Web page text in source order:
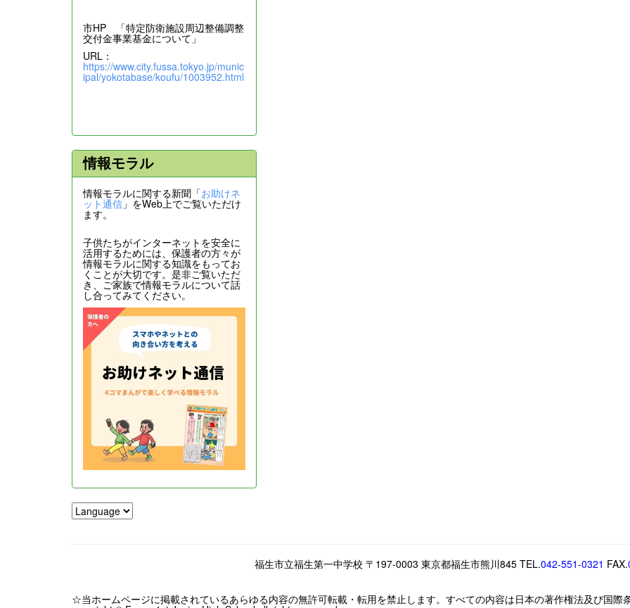
市HP 「特定防衛施設周辺整備調整
交付金事業基金について」
URL：
https://www.city.fussa.tokyo.jp/munic
ipal/yokotabase/koufu/1003952.html
情報モラル
情報モラルに関する新聞「お助けネ
ット通信 」をWeb上でご覧いただけ
ます。
子供たちがインターネットを安全に
活用するためには、保護者の方々が
情報モラルに関する知識をもってお
くことが大切です。是非ご覧いただ
き、ご家族で情報モラルについて話
し合ってみてください。
福生市立福生第一中学校 〒197-0003 東京都福生市熊川845 TEL.042-551-0321 FAX.
☆当ホームページに掲載されているあらゆる内容の無許可転載・転用を禁止します。すべての内容は日本の著作権法及び国際